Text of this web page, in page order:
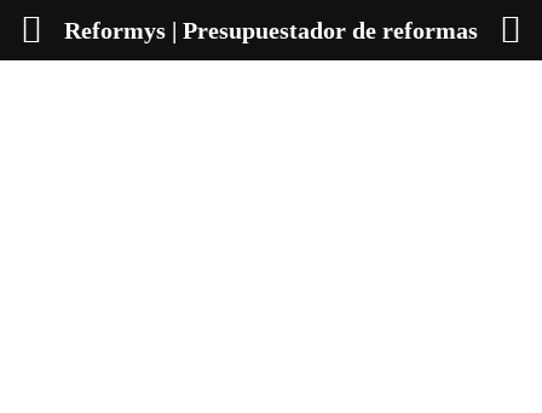
Reformys | Presupuestador de reformas